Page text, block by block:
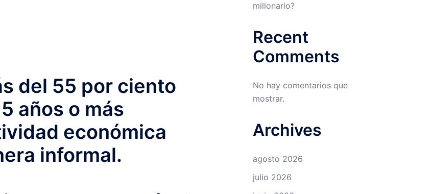
del 55 por ciento
años o más
económica
informal.
millonario?
Recent
Comments
No hay comentarios que
mostrar.
Archives
agosto 2026
julio 2026